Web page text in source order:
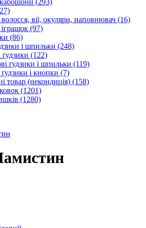
(293)
вії, окуляри, наповнювач (16)
іграшок (97)
(86)
і шпильки (248)
ґудзики (122)
ґудзики і шпильки (119)
і кнопки (7)
товар (некондиція) (158)
(1201)
(1280)